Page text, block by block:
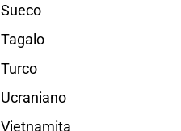
Sueco
Tagalo
Turco
Ucraniano
Vietnamita